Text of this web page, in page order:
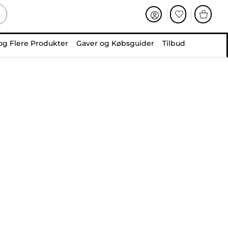
Flere Produkter Gaver og Købsguider Tilbud